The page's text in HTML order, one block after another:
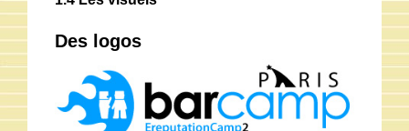
Des logos